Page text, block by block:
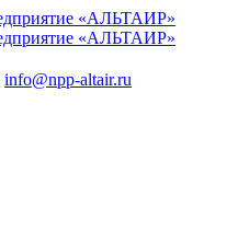
info@npp-altair.ru